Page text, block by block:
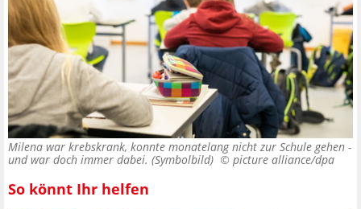
Milena war krebskrank, konnte monatelang nicht zur Schule gehen -
und war doch immer dabei. (Symbolbild) © picture alliance/dpa
So könnt Ihr helfen